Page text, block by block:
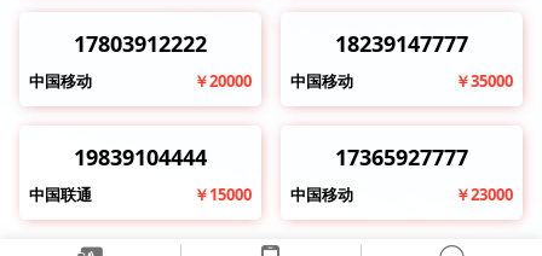
17803912222
中国移动 ￥20000
18239147777
中国移动 ￥35000
19839104444
中国联通 ￥15000
17365927777
中国移动 ￥23000